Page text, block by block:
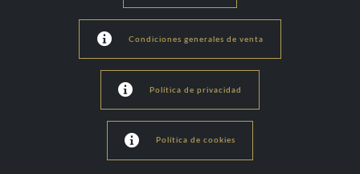
 Condiciones generales de venta
 Política de privacidad
 Política de cookies